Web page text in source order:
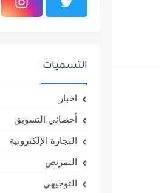
التسميات
اخبار
أخصائي التسويق
التجارة الإلكترونية
التمريض
التوجيهي